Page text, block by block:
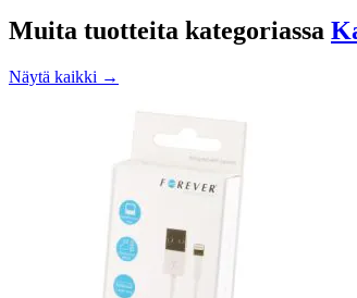
Muita tuotteita kategoriassa
Näytä kaikki →